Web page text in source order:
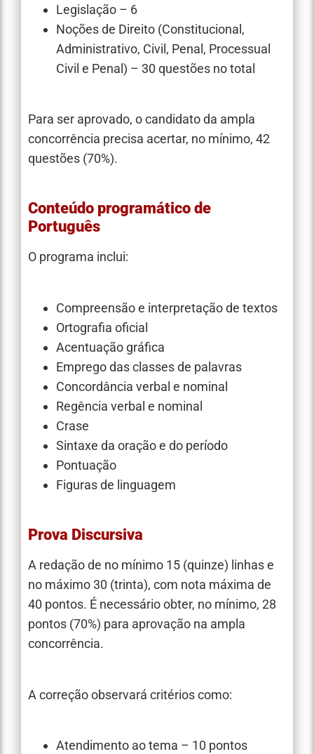
Legislação – 6
Noções de Direito (Constitucional,
Administrativo, Civil, Penal, Processual
Civil e Penal) – 30 questões no total
Para ser aprovado, o candidato da ampla
concorrência precisa acertar, no mínimo, 42
questões (70%).
Conteúdo programático de
Português
O programa inclui:
Compreensão e interpretação de textos
Ortografia oficial
Acentuação gráfica
Emprego das classes de palavras
Concordância verbal e nominal
Regência verbal e nominal
Crase
Sintaxe da oração e do período
Pontuação
Figuras de linguagem
Prova Discursiva
A redação de no mínimo 15 (quinze) linhas e
no máximo 30 (trinta), com nota máxima de
40 pontos. É necessário obter, no mínimo, 28
pontos (70%) para aprovação na ampla
concorrência.
A correção observará critérios como:
Atendimento ao tema – 10 pontos